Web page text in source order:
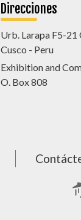
Direcciones
Urb. Larapa F5-21
Cusco - Peru
Exhibition and
O. Box 808